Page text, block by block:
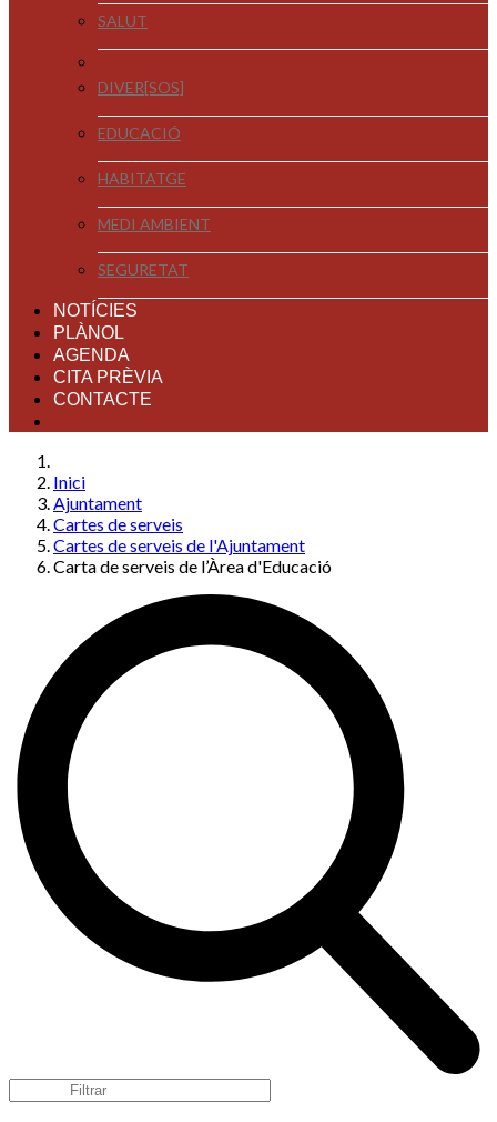
SALUT
DIVER[SOS]
EDUCACIÓ
HABITATGE
MEDI AMBIENT
SEGURETAT
NOTÍCIES
PLÀNOL
AGENDA
CITA PRÈVIA
CONTACTE
Inici
Ajuntament
Cartes de serveis
Cartes de serveis de l'Ajuntament
Carta de serveis de l’Àrea d'Educació